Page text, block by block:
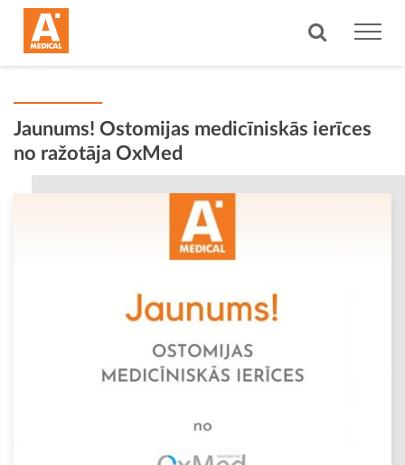
Jaunums! Ostomijas medicīniskās ierīces
no ražotāja OxMed